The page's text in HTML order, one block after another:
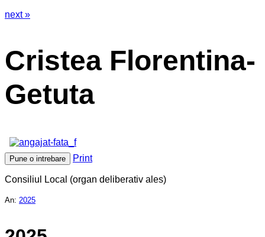
next »
Cristea Florentina-
Getuta
Pune o intrebare Print
Consiliul Local (organ deliberativ ales)
An: 2025